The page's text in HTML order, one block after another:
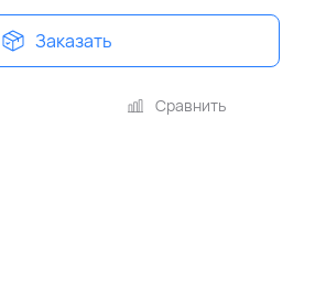
Заказать
Сравнить